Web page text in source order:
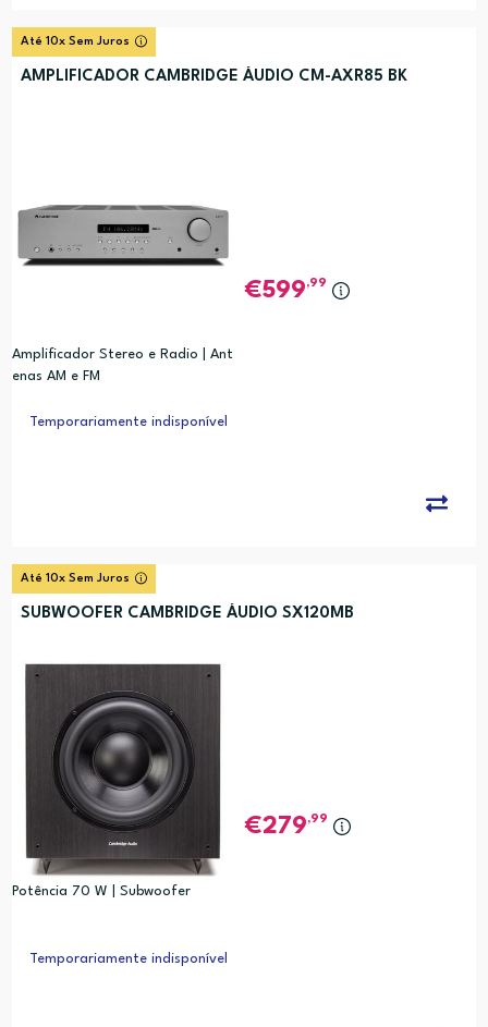
Até 10x Sem Juros
AMPLIFICADOR CAMBRIDGE ÁUDIO CM-AXR85 BK
Amplificador Stereo e Radio | Ant
enas AM e FM
599,99
Temporariamente indisponível
Até 10x Sem Juros
SUBWOOFER CAMBRIDGE ÁUDIO SX120MB
Potência 70 W | Subwoofer
279,99
Temporariamente indisponível